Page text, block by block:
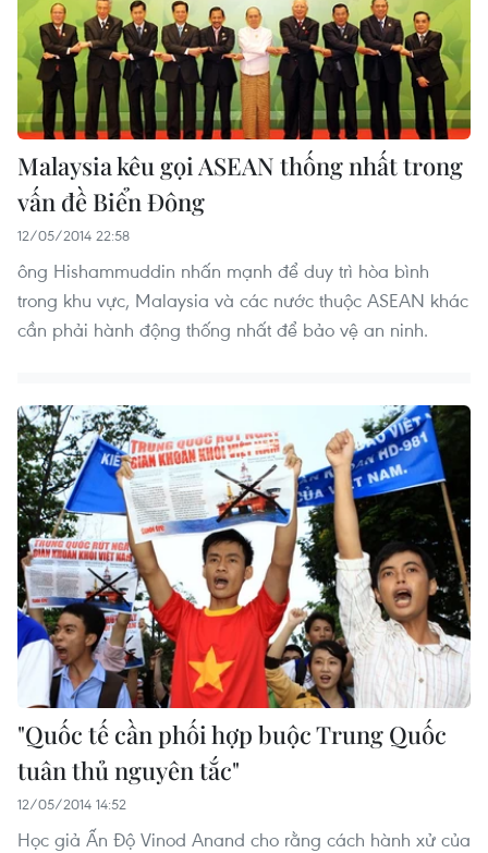
Malaysia kêu gọi ASEAN thống nhất trong
vấn đề Biển Đông
12/05/2014 22:58
ông Hishammuddin nhấn mạnh để duy trì hòa bình
trong khu vực, Malaysia và các nước thuộc ASEAN khác
cần phải hành động thống nhất để bảo vệ an ninh.
"Quốc tế cần phối hợp buộc Trung Quốc
tuân thủ nguyên tắc"
12/05/2014 14:52
Học giả Ấn Độ Vinod Anand cho rằng cách hành xử của